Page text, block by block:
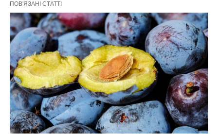
ПОВ'ЯЗАНІ СТАТТІ